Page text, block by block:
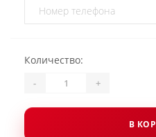
Количество:
- +
В